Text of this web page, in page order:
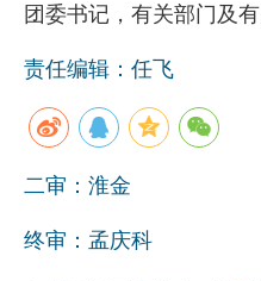
团委书记，有关部门及
责任编辑：任飞
二审：淮金
终审：孟庆科